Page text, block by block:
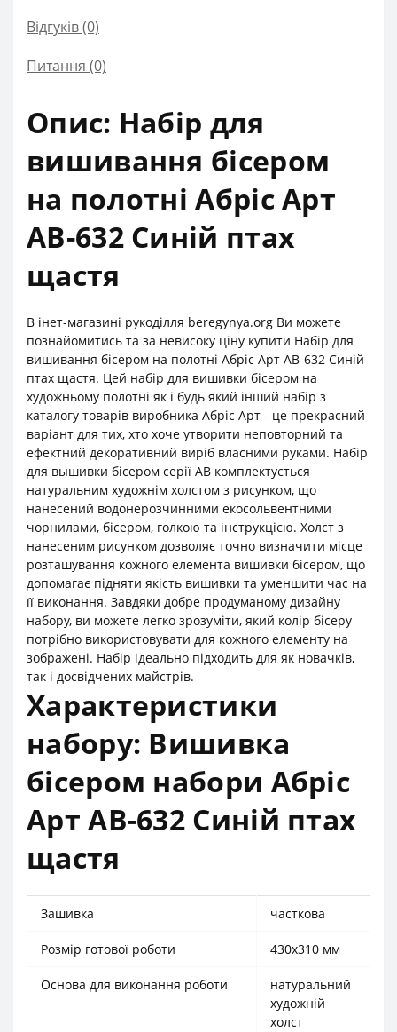
Відгуків (0)
Питання (0)
Опис: Набір для
вишивання бісером
на полотні Абріс Арт
АВ-632 Синій птах
щастя
В інет-магазині рукоділля beregynya.org Ви можете
познайомитись та за невисоку ціну купити Набір для
вишивання бісером на полотні Абріс Арт АВ-632 Синій
птах щастя. Цей набір для вишивки бісером на
художньому полотні як і будь який інший набір з
каталогу товарів виробника Абріс Арт - це прекрасний
варіант для тих, хто хоче утворити неповторний та
ефектний декоративний виріб власними руками. Набір
для вышивки бісером серії АВ комплектується
натуральним художнім холстом з рисунком, що
нанесений водонерозчинними екосольвентними
чорнилами, бісером, голкою та інструкцією. Холст з
нанесеним рисунком дозволяє точно визначити місце
розташування кожного елемента вишивки бісером, що
допомагає підняти якість вишивки та уменшити час на
її виконання. Завдяки добре продуманому дизайну
набору, ви можете легко зрозуміти, який колір бісеру
потрібно використовувати для кожного елементу на
зображені. Набір ідеально підходить для як новачків,
так і досвідчених майстрів.
Характеристики
набору: Вишивка
бісером набори Абріс
Арт АВ-632 Синій птах
щастя
Зашивка часткова
Розмір готової роботи 430x310 мм
Основа для виконання роботи
натуральний
художній
холст